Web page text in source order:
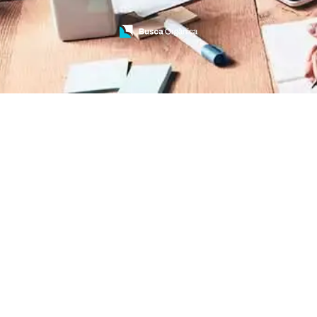
Treinamento de Brigada
Treinamento de Brigada de Emergência
Treinamento de Brigada de Incêndio
Treinamento de Brigada de Incêndio Valor
Treinamento de Brigadista de Incêndio
Treinamento de Combate a Incêndio NR 23